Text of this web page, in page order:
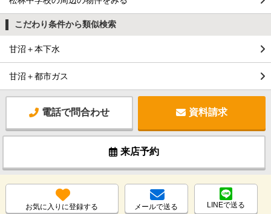
こだわり条件から類似検索
甘沼＋本下水
甘沼＋都市ガス
電話で問合わせ 資料請求
来店予約
お気に入りに登録する メールで送る LINEで送る